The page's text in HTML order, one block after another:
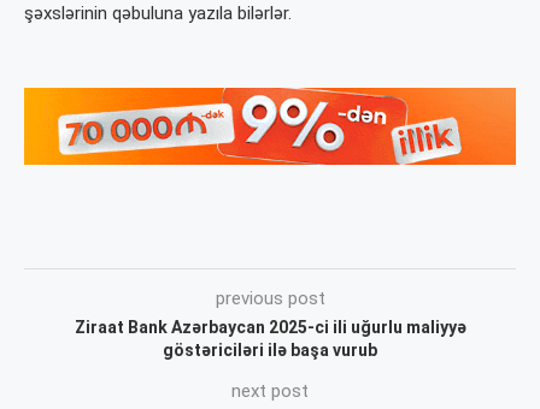
şəxslərinin qəbuluna yazıla bilərlər.
previous post
Ziraat Bank Azərbaycan 2025-ci ili uğurlu maliyyə
göstəriciləri ilə başa vurub
next post